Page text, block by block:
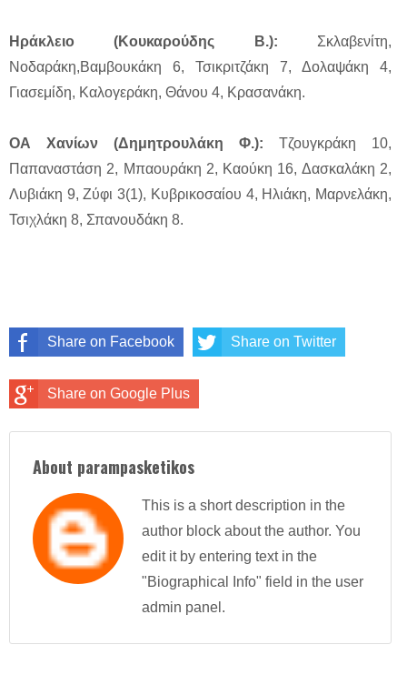
Ηράκλειο (Κουκαρούδης Β.): Σκλαβενίτη,
Νοδαράκη,Βαμβουκάκη 6, Τσικριτζάκη 7, Δολαψάκη 4,
Γιασεμίδη, Καλογεράκη, Θάνου 4, Κρασανάκη.
ΟΑ Χανίων (Δημητρουλάκη Φ.): Τζουγκράκη 10,
Παπαναστάση 2, Μπαουράκη 2, Καούκη 16, Δασκαλάκη 2,
Λυβιάκη 9, Ζύφι 3(1), Kυβρικοσαίου 4, Ηλιάκη, Μαρνελάκη,
Τσιχλάκη 8, Σπανουδάκη 8.
Share on Facebook Share on Twitter
Share on Google Plus
About parampasketikos
This is a short description in the
author block about the author. You
edit it by entering text in the
"Biographical Info" field in the user
admin panel.